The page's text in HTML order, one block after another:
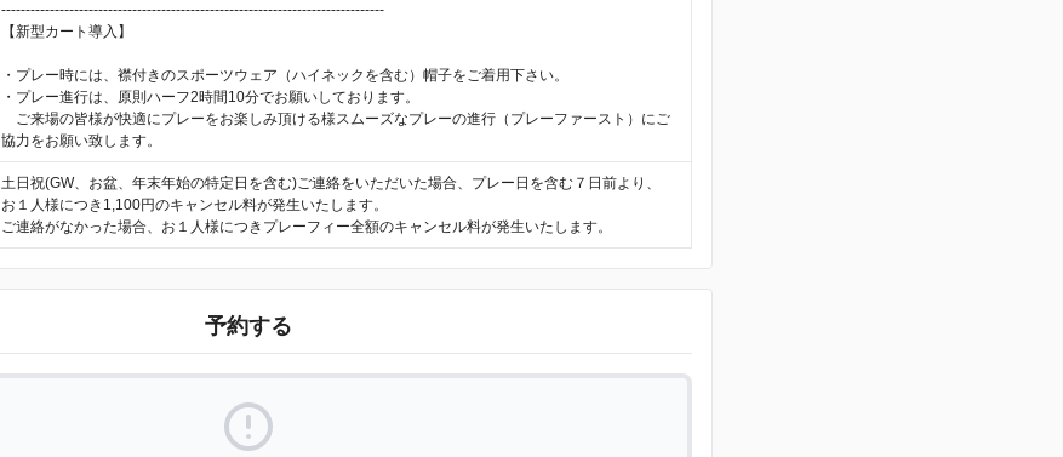
-------------------------------------------------------------------------------
【新型カート導入】
・プレー時には、襟付きのスポーツウェア（ハイネックを含む）帽子をご着用下さい。
・プレー進行は、原則ハーフ2時間10分でお願いしております。
ご来場の皆様が快適にプレーをお楽しみ頂ける様スムーズなプレーの進行（プレーファースト）にご
協力をお願い致します。
土日祝(GW、お盆、年末年始の特定日を含む)ご連絡をいただいた場合、プレー日を含む７日前より、
お１人様につき1,100円のキャンセル料が発生いたします。
ご連絡がなかった場合、お１人様につきプレーフィー全額のキャンセル料が発生いたします。
予約する